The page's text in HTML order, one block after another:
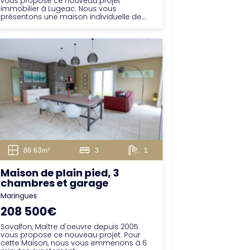
immobilier à Lugeac. Nous vous
présentons une maison individuelle de...
86.63m² 3 1
Maison de plain pied, 3
chambres et garage
Maringues
208 500€
Sovalfon, Maître d'oeuvre depuis 2005
vous propose ce nouveau projet. Pour
cette Maison, nous vous emmenons à 6